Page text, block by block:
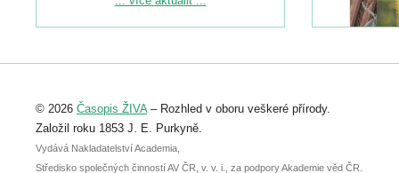
Registrovat se můžete do 6. září.
abstraktu přihlášené přednášky nebo
posteru je už 30. června.
© 2026 Časopis ŽIVA– Rozhled v oboru veškeré přírody.
Založil roku 1853 J. E. Purkyně.
Vydává Nakladatelství Academia,
Středisko společných činností AV ČR, v. v. i., za podpory Akademie věd ČR.